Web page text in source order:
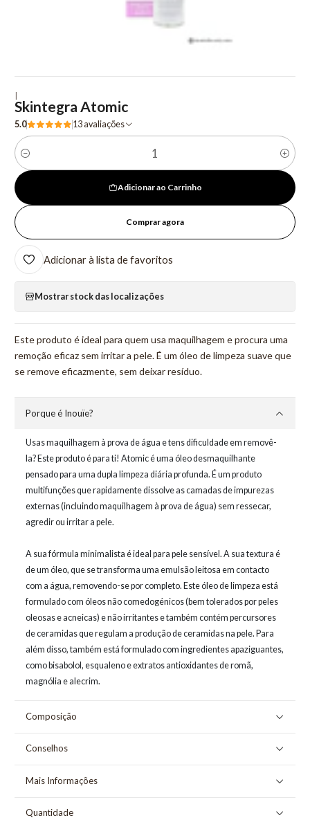
|
Skintegra Atomic
5.0 13 avaliações
Quantidade
Adicionar ao Carrinho
Comprar agora
Adicionar à lista de favoritos
Mostrar stock das localizações
Este produto é ideal para quem usa maquilhagem e procura uma
remoção eficaz sem irritar a pele. É um óleo de limpeza suave que
se remove eficazmente, sem deixar resíduo.
Porque é Inouïe?
Usas maquilhagem à prova de água e tens dificuldade em removê-
la? Este produto é para ti! Atomic é uma óleo desmaquilhante
pensado para uma dupla limpeza diária profunda. É um produto
multifunções que rapidamente dissolve as camadas de impurezas
externas (incluindo maquilhagem à prova de água) sem ressecar,
agredir ou irritar a pele.
A sua fórmula minimalista é ideal para pele sensível. A sua textura é
de um óleo, que se transforma uma emulsão leitosa em contacto
com a água, removendo-se por completo. Este óleo de limpeza está
formulado com óleos não comedogénicos (bem tolerados por peles
oleosas e acneicas) e não irritantes e também contém percursores
de ceramidas que regulam a produção de ceramidas na pele. Para
além disso, também está formulado com ingredientes apaziguantes,
como bisabolol, esqualeno e extratos antioxidantes de romã,
magnólia e alecrim.
Composição
Conselhos
Mais Informações
Quantidade